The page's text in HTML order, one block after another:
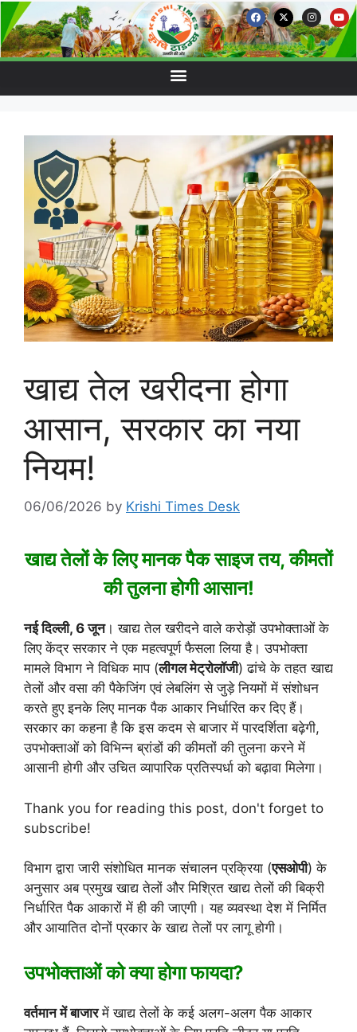
खाद्य तेल खरीदना होगा
आसान, सरकार का नया
नियम!
06/06/2026 by Krishi Times Desk
खाद्य तेलों के लिए मानक पैक साइज तय, कीमतों
की तुलना होगी आसान!
नई दिल्ली, 6 जून। खाद्य तेल खरीदने वाले करोड़ों उपभोक्ताओं के
लिए केंद्र सरकार ने एक महत्वपूर्ण फैसला लिया है। उपभोक्ता
मामले विभाग ने विधिक माप (लीगल मेट्रोलॉजी) ढांचे के तहत खाद्य
तेलों और वसा की पैकेजिंग एवं लेबलिंग से जुड़े नियमों में संशोधन
करते हुए इनके लिए मानक पैक आकार निर्धारित कर दिए हैं।
सरकार का कहना है कि इस कदम से बाजार में पारदर्शिता बढ़ेगी,
उपभोक्ताओं को विभिन्न ब्रांडों की कीमतों की तुलना करने में
आसानी होगी और उचित व्यापारिक प्रतिस्पर्धा को बढ़ावा मिलेगा।
Thank you for reading this post, don't forget to
subscribe!
विभाग द्वारा जारी संशोधित मानक संचालन प्रक्रिया (एसओपी) के
अनुसार अब प्रमुख खाद्य तेलों और मिश्रित खाद्य तेलों की बिक्री
निर्धारित पैक आकारों में ही की जाएगी। यह व्यवस्था देश में निर्मित
और आयातित दोनों प्रकार के खाद्य तेलों पर लागू होगी।
उपभोक्ताओं को क्या होगा फायदा?
वर्तमान में बाजारमें खाद्य तेलों के कई अलग-अलग पैक आकार